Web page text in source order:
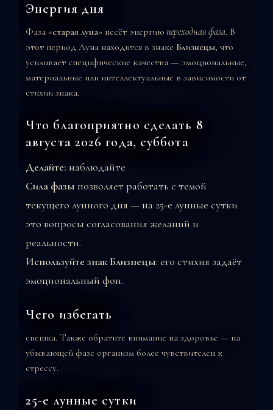
Энергия дня
Фаза «старая луна» несёт энергию переходная фаза. В
этот период Луна находится в знаке Близнецы, что
усиливает специфические качества — эмоциональные,
материальные или интеллектуальные в зависимости от
стихии знака.
Что благоприятно сделать 8
августа 2026 года, суббота
Делайте: наблюдайте
Сила фазы позволяет работать с темой
текущего лунного дня — на 25-е лунные сутки
это вопросы согласования желаний и
реальности.
Используйте знак Близнецы: его стихия задаёт
эмоциональный фон.
Чего избегать
спешка. Также обратите внимание на здоровье — на
убывающей фазе организм более чувствителен к
стрессу.
25-е лунные сутки